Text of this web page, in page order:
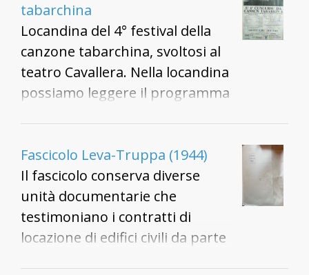
tabarchina
Locandina del 4° festival della
canzone tabarchina, svoltosi al
teatro Cavallera. Nella locandina
possiamo leggere il programma
partecipanti e i titoli delle
canzoni in programma.
Fascicolo Leva-Truppa (1944)
Il fascicolo conserva diverse
unità documentarie che
testimoniano i contratti di
locazione di edifici civili da parte